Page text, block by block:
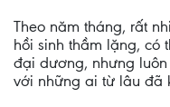
Theo năm tháng, rất
hồi sinh thầm lặng, có
đại dương, nhưng
với những ai từ lâu đã